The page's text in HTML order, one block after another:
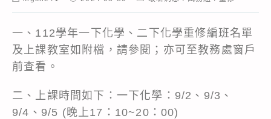
一、112學年一下化學、二下化學重修編班名單
及上課教室如附檔，請參閱；亦可至教務處窗戶
前查看。
二、上課時間如下：一下化學：9/2、9/3、
9/4、9/5 (晚上17：10~20：00)